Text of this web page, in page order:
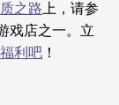
之路上，请参
戏店之一。立
利吧 ！